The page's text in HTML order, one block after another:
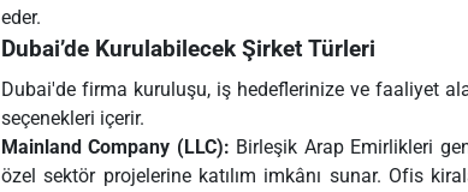
eder.
Dubai’de Kurulabilecek Şirket Türleri
Dubai'de firma kuruluşu, iş hedeflerinize ve faaliyet
seçenekleri içerir.
Mainland Company (LLC): Birleşik Arap Emirlikleri
özel sektör projelerine katılım imkânı sunar. Ofis